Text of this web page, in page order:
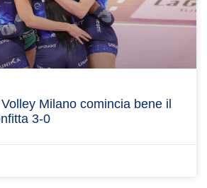
Volley Milano comincia bene il
3-0